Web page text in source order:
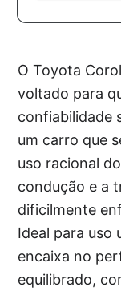
O Toyota
voltado para
confiabilidade
um carro que
uso racional
condução e a
dificilmente
Ideal para uso
encaixa no
equilibrado,